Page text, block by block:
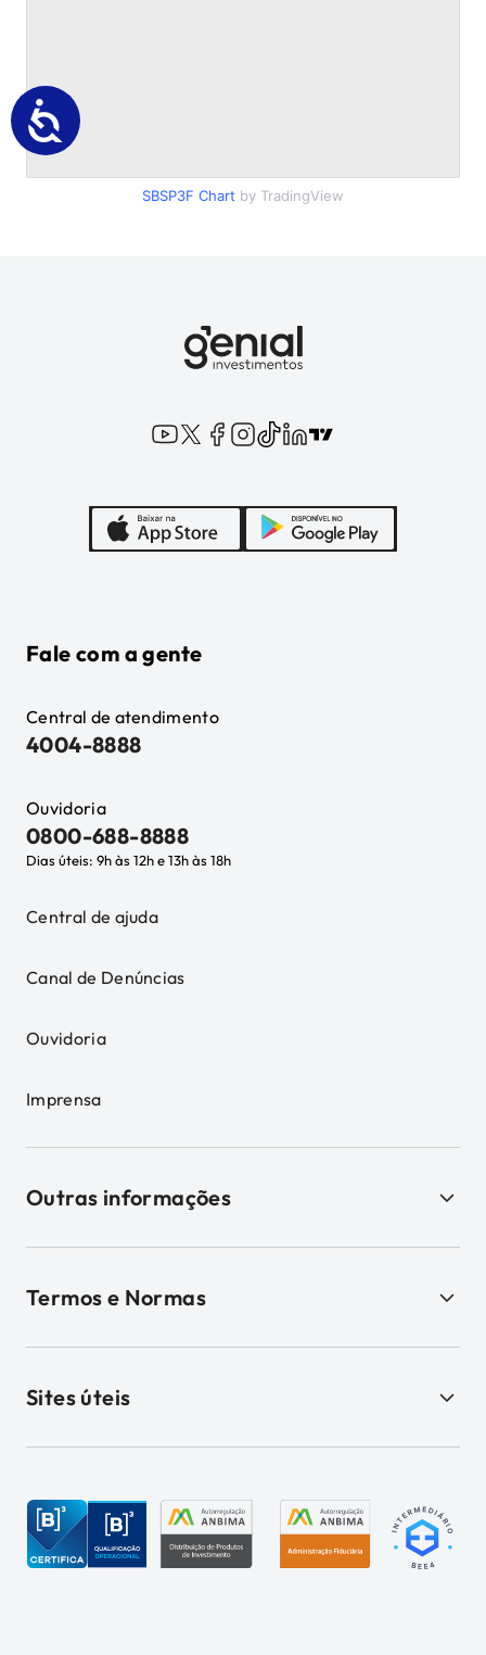
SBSP3F Chart by TradingView
Fale com a gente
Central de atendimento
4004-8888
Ouvidoria
0800-688-8888
Dias úteis: 9h às 12h e 13h às 18h
Central de ajuda
Canal de Denúncias
Ouvidoria
Imprensa
Outras informações
Termos e Normas
Sites úteis